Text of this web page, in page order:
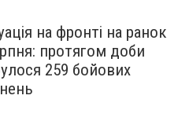
на фронті на ранок
протягом доби
259 бойових